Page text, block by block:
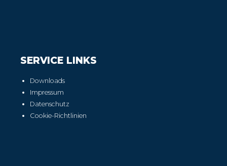
SERVICE LINKS
Downloads
Impressum
Datenschutz
Cookie-Richtlinien